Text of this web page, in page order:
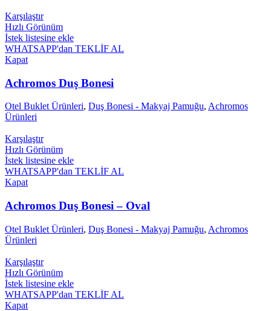
Karşılaştır
Hızlı Görünüm
İstek listesine ekle
WHATSAPP'dan TEKLİF AL
Kapat
Achromos Duş Bonesi
Otel Buklet Ürünleri, Duş Bonesi - Makyaj Pamuğu, Achromos
Ürünleri
Karşılaştır
Hızlı Görünüm
İstek listesine ekle
WHATSAPP'dan TEKLİF AL
Kapat
Achromos Duş Bonesi – Oval
Otel Buklet Ürünleri, Duş Bonesi - Makyaj Pamuğu, Achromos
Ürünleri
Karşılaştır
Hızlı Görünüm
İstek listesine ekle
WHATSAPP'dan TEKLİF AL
Kapat